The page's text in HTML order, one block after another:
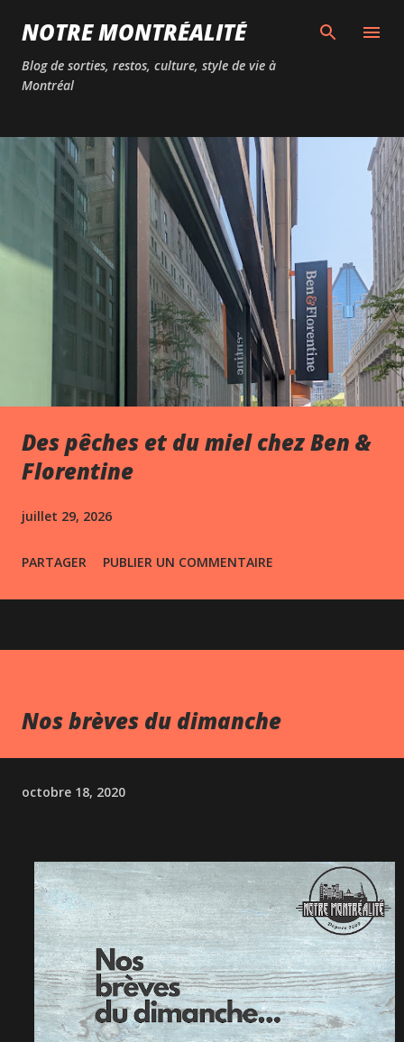
Passer au contenu principal
NOTRE MONTRÉALITÉ
Blog de sorties, restos, culture, style de vie à
Montréal
Des pêches et du miel chez Ben &
Florentine
juillet 29, 2026
PARTAGER PUBLIER UN COMMENTAIRE
Nos brèves du dimanche
octobre 18, 2020